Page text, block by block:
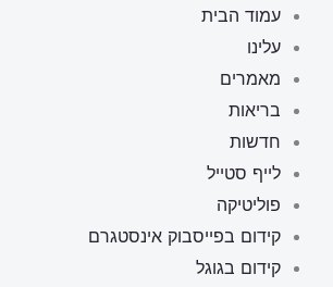
לתוכן
עמוד הבית
עלינו
מאמרים
בריאות
חדשות
לייף סטייל
פוליטיקה
קידום בפייסבוק אינסטגרם
קידום בגוגל